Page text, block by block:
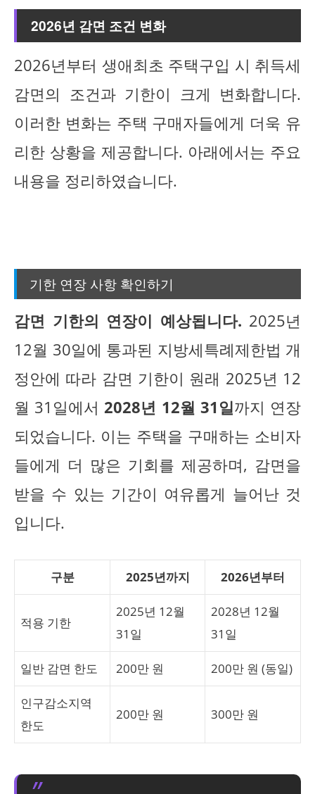
2026년 감면 조건 변화
2026년부터 생애최초 주택구입 시 취득세
감면의 조건과 기한이 크게 변화합니다.
이러한 변화는 주택 구매자들에게 더욱 유
리한 상황을 제공합니다. 아래에서는 주요
내용을 정리하였습니다.
기한 연장 사항 확인하기
감면 기한의 연장이 예상됩니다. 2025년
12월 30일에 통과된 지방세특례제한법 개
정안에 따라 감면 기한이 원래 2025년 12
월 31일에서2028년 12월 31일까지 연장
되었습니다. 이는 주택을 구매하는 소비자
들에게 더 많은 기회를 제공하며, 감면을
받을 수 있는 기간이 여유롭게 늘어난 것
입니다.
구분 2025년까지 2026년부터
적용 기한
2025년 12월
31일
2028년 12월
31일
일반 감면 한도 200만 원 200만 원 (동일)
인구감소지역
한도
200만 원 300만 원